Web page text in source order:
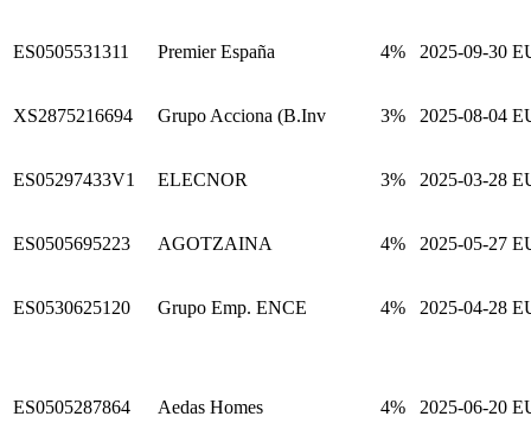
ES0505531311 Premier España 4% 2025-09-30
XS2875216694 Grupo Acciona (B.Inv 3% 2025-08-04
ES05297433V1 ELECNOR 3% 2025-03-28
ES0505695223 AGOTZAINA 4% 2025-05-27
ES0530625120 Grupo Emp. ENCE 4% 2025-04-28
ES0505287864 Aedas Homes 4% 2025-06-20